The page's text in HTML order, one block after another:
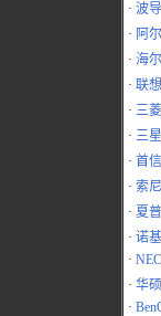
· 波导
· 阿
· 海尔
· 联想
· 三菱
· 三星
· 首信
· 索
· 夏普
· 诺
· NEC
· 华硕
·